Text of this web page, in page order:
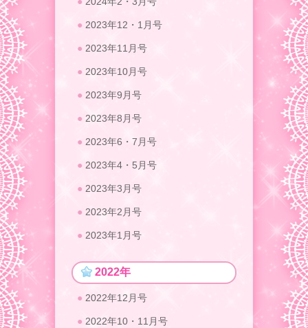
2023年12・1月号
2023年11月号
2023年10月号
2023年9月号
2023年8月号
2023年6・7月号
2023年4・5月号
2023年3月号
2023年2月号
2023年1月号
2022年
2022年12月号
2022年10・11月号